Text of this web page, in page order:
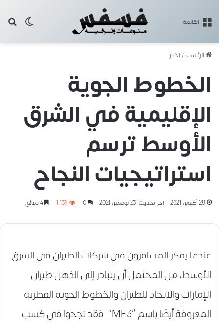
القائمة
الرئيسية/أخبار
الخطوط الجوية
الإقليمية في الشرق
الأوسط ترسم
استراتيجيات النجاح
28 أكتوبر، 2021 آخر تحديث: 23 نوفمبر، 2021 0 1٬139
عندما يفكر المسافرون في شركات الطيران في الشرق
الأوسط، من المحتمل أن يتبادر إلى الذهن طيران
الإمارات والاتحاد للطيران والخطوط الجوية القطرية
المعروفة أيضًا باسم “ME3”. فقد نجحوا في كسب